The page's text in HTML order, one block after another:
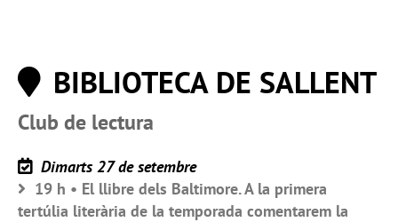
BIBLIOTECA DE SALLENT
Club de lectura
Dimarts 27 de setembre
19 h • El llibre dels Baltimore. A la primera
tertúlia literària de la temporada comentarem la